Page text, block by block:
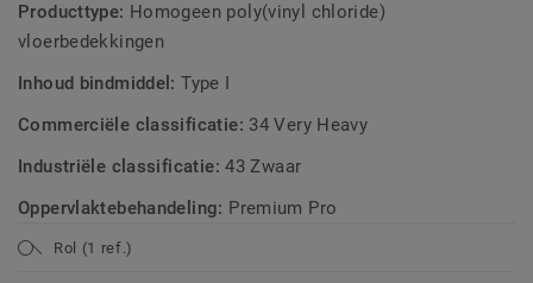
Producttype: Homogeen poly(vinyl chloride)
vloerbedekkingen
Inhoud bindmiddel:Type I
Commerciële classificatie: 34 Very Heavy
Industriële classificatie:43 Zwaar
Oppervlaktebehandeling: Premium Pro
Rol (1 ref.)